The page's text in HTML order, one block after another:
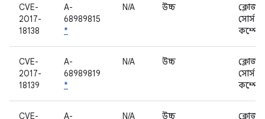
CVE-
2017-
18138
A-
68989815
*
N/A উচ্চ
ক্লোজড
সোর্স
CVE-
2017-
18139
A-
68989819
*
N/A উচ্চ
ক্লোজড
সোর্স
CVE- A- N/A উচ্চ ক্লোজড